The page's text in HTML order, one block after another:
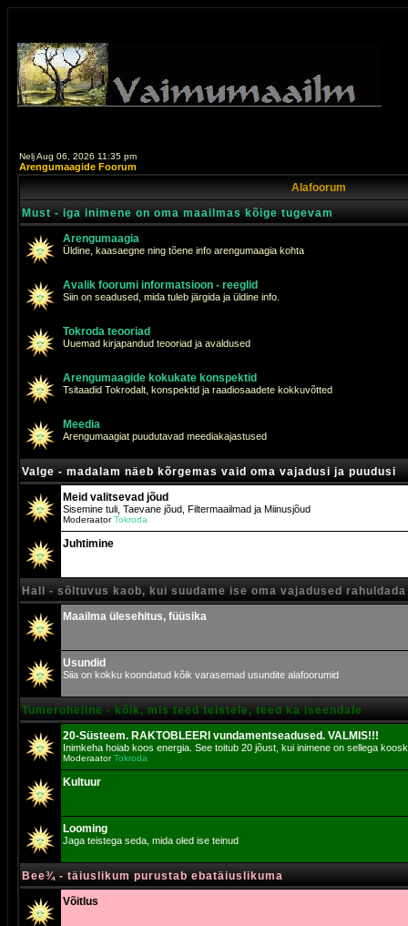
Nelj Aug 06, 2026 11:35 pm
Arengumaagide Foorum
Alafoorum
Must - iga inimene on oma maailmas kõige tugevam
Arengumaagia
Üldine, kaasaegne ning tõene info arengumaagia kohta
Avalik foorumi informatsioon - reeglid
Siin on seadused, mida tuleb järgida ja üldine info.
Tokroda teooriad
Uuemad kirjapandud teooriad ja avaldused
Arengumaagide kokukate konspektid
Tsitaadid Tokrodalt, konspektid ja raadiosaadete kokkuvõtted
Meedia
Arengumaagiat puudutavad meediakajastused
Valge - madalam näeb kõrgemas vaid oma vajadusi ja puudusi
Meid valitsevad jõud
Sisemine tuli, Taevane jõud, Filtermaailmad ja Miinusjõud
ModeraatorTokroda
Juhtimine
Hall - sõltuvus kaob, kui suudame ise oma vajadused rahuldada
Maailma ülesehitus, füüsika
Usundid
Siia on kokku koondatud kõik varasemad usundite alafoorumid
Tumeroheline - kõik, mis teed teistele, teed ka iseendale
20-Süsteem. RAKTOBLEERI vundamentseadused. VALMIS!!!
Inimkeha hoiab koos energia. See toitub 20 jõust, kui inimene on sellega
ModeraatorTokroda
Kultuur
Looming
Jaga teistega seda, mida oled ise teinud
Bee¾ - täiuslikum purustab ebatäiuslikuma
Võitlus